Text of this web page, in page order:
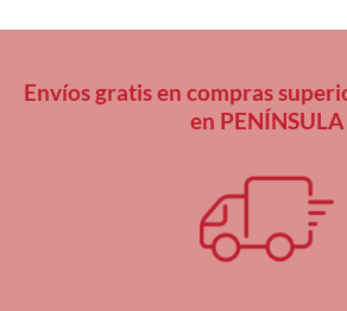
Envíos gratis en compras
en PENÍNSULA